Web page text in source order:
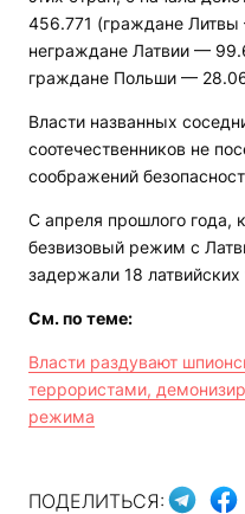
456.771 (граждане
неграждане Латвии —
граждане Польши —
Власти названных
соотечественников не
соображений
С апреля прошлого года,
безвизовый режим с
задержали 18 латвийских
См. по теме:
Власти раздувают
террористами,
режима
ПОДЕЛИТЬСЯ: